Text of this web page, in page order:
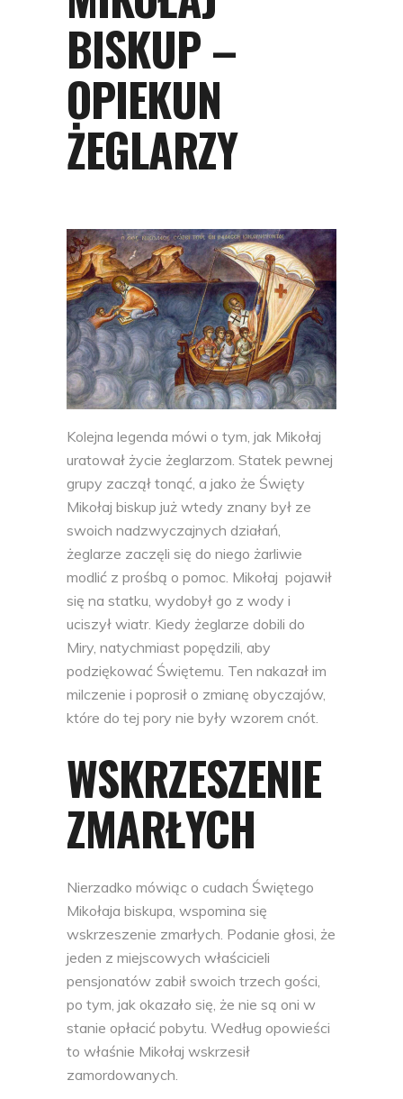
BISKUP –
OPIEKUN
ŻEGLARZY
Kolejna legenda mówi o tym, jak Mikołaj
uratował życie żeglarzom. Statek pewnej
grupy zaczął tonąć, a jako że Święty
Mikołaj biskup już wtedy znany był ze
swoich nadzwyczajnych działań,
żeglarze zaczęli się do niego żarliwie
modlić z prośbą o pomoc. Mikołaj pojawił
się na statku, wydobył go z wody i
uciszył wiatr. Kiedy żeglarze dobili do
Miry, natychmiast popędzili, aby
podziękować Świętemu. Ten nakazał im
milczenie i poprosił o zmianę obyczajów,
które do tej pory nie były wzorem cnót.
WSKRZESZENIE
ZMARŁYCH
Nierzadko mówiąc o cudach Świętego
Mikołaja biskupa, wspomina się
wskrzeszenie zmarłych. Podanie głosi, że
jeden z miejscowych właścicieli
pensjonatów zabił swoich trzech gości,
po tym, jak okazało się, że nie są oni w
stanie opłacić pobytu. Według opowieści
to właśnie Mikołaj wskrzesił
zamordowanych.